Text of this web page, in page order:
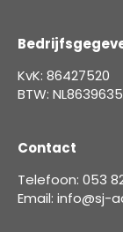
KvK: 86427520
BTW:
Contact
Telefoon: 053
Email: info@sj-